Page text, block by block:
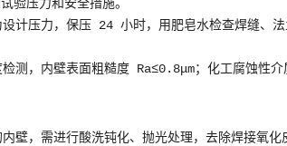
验压力和安全措施。
计压力，保压 24 小时，用肥皂水检查焊缝、法
测，内壁表面粗糙度 Ra≤0.8μm；化工腐蚀性
壁，需进行酸洗钝化、抛光处理，去除焊接氧化